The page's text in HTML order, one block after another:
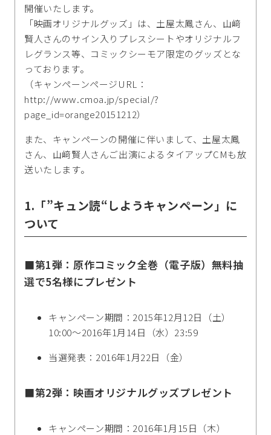
開催いたします。
「映画オリジナルグッズ」は、土屋太鳳さん、山﨑
賢人さんのサイン入りプレスシートやオリジナルフ
レグランス等、コミックシーモア限定のグッズとな
っております。
（キャンペーンページURL：
http://www.cmoa.jp/special/?
page_id=orange20151212）
また、キャンペーンの開催に伴いまして、土屋太鳳
さん、山﨑賢人さんご出演によるタイアップCMも放
送いたします。
1.「”キュン読“しようキャンペーン」に
ついて
■第1弾：原作コミック全巻（電子版）無料抽
選で5名様にプレゼント
キャンペーン期間：2015年12月12日（土）
10:00～2016年1月14日（水）23:59
当選発表：2016年1月22日（金）
■第2弾：映画オリジナルグッズプレゼント
キャンペーン期間：2016年1月15日（木）